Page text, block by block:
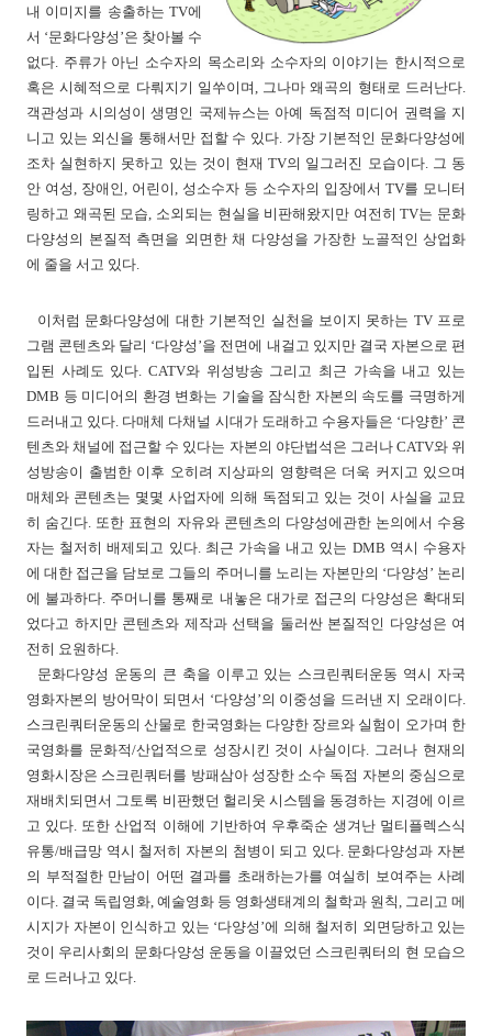
내 이미지를 송출하는 TV에
서 ‘문화다양성’은 찾아볼 수
없다. 주류가 아닌 소수자의 목소리와 소수자의 이야기는 한시적으로
혹은 시혜적으로 다뤄지기 일쑤이며, 그나마 왜곡의 형태로 드러난다.
객관성과 시의성이 생명인 국제뉴스는 아예 독점적 미디어 권력을 지
니고 있는 외신을 통해서만 접할 수 있다. 가장 기본적인 문화다양성에
조차 실현하지 못하고 있는 것이 현재 TV의 일그러진 모습이다. 그 동
안 여성, 장애인, 어린이, 성소수자 등 소수자의 입장에서 TV를 모니터
링하고 왜곡된 모습, 소외되는 현실을 비판해왔지만 여전히 TV는 문화
다양성의 본질적 측면을 외면한 채 다양성을 가장한 노골적인 상업화
에 줄을 서고 있다.
이처럼 문화다양성에 대한 기본적인 실천을 보이지 못하는 TV 프로
그램 콘텐츠와 달리 ‘다양성’을 전면에 내걸고 있지만 결국 자본으로 편
입된 사례도 있다. CATV와 위성방송 그리고 최근 가속을 내고 있는
DMB 등 미디어의 환경 변화는 기술을 잠식한 자본의 속도를 극명하게
드러내고 있다. 다매체 다채널 시대가 도래하고 수용자들은 ‘다양한’ 콘
텐츠와 채널에 접근할 수 있다는 자본의 야단법석은 그러나 CATV와 위
성방송이 출범한 이후 오히려 지상파의 영향력은 더욱 커지고 있으며
매체와 콘텐츠는 몇몇 사업자에 의해 독점되고 있는 것이 사실을 교묘
히 숨긴다. 또한 표현의 자유와 콘텐츠의 다양성에관한 논의에서 수용
자는 철저히 배제되고 있다. 최근 가속을 내고 있는 DMB 역시 수용자
에 대한 접근을 담보로 그들의 주머니를 노리는 자본만의 ‘다양성’ 논리
에 불과하다. 주머니를 통째로 내놓은 대가로 접근의 다양성은 확대되
었다고 하지만 콘텐츠와 제작과 선택을 둘러싼 본질적인 다양성은 여
전히 요원하다.
문화다양성 운동의 큰 축을 이루고 있는 스크린쿼터운동 역시 자국
영화자본의 방어막이 되면서 ‘다양성’의 이중성을 드러낸 지 오래이다.
스크린쿼터운동의 산물로 한국영화는 다양한 장르와 실험이 오가며 한
국영화를 문화적/산업적으로 성장시킨 것이 사실이다. 그러나 현재의
영화시장은 스크린쿼터를 방패삼아 성장한 소수 독점 자본의 중심으로
재배치되면서 그토록 비판했던 헐리웃 시스템을 동경하는 지경에 이르
고 있다. 또한 산업적 이해에 기반하여 우후죽순 생겨난 멀티플렉스식
유통/배급망 역시 철저히 자본의 첨병이 되고 있다. 문화다양성과 자본
의 부적절한 만남이 어떤 결과를 초래하는가를 여실히 보여주는 사례
이다. 결국 독립영화, 예술영화 등 영화생태계의 철학과 원칙, 그리고 메
시지가 자본이 인식하고 있는 ‘다양성’에 의해 철저히 외면당하고 있는
것이 우리사회의 문화다양성 운동을 이끌었던 스크린쿼터의 현 모습으
로 드러나고 있다.